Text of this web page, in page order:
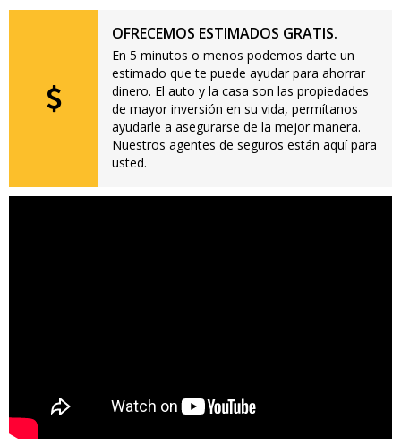
OFRECEMOS ESTIMADOS GRATIS.
En 5 minutos o menos podemos darte un
estimado que te puede ayudar para ahorrar
dinero. El auto y la casa son las propiedades
de mayor inversión en su vida, permítanos
ayudarle a asegurarse de la mejor manera.
Nuestros agentes de seguros están aquí para
usted.